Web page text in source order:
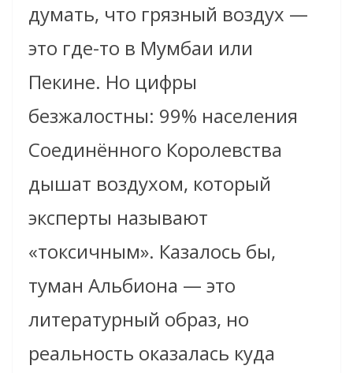
думать, что грязный воздух —
это где-то в Мумбаи или
Пекине. Но цифры
безжалостны: 99% населения
Соединённого Королевства
дышат воздухом, который
эксперты называют
«токсичным». Казалось бы,
туман Альбиона — это
литературный образ, но
реальность оказалась куда